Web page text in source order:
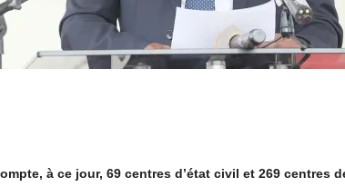
à ce jour, 69 centres d’état civil et 269 centres